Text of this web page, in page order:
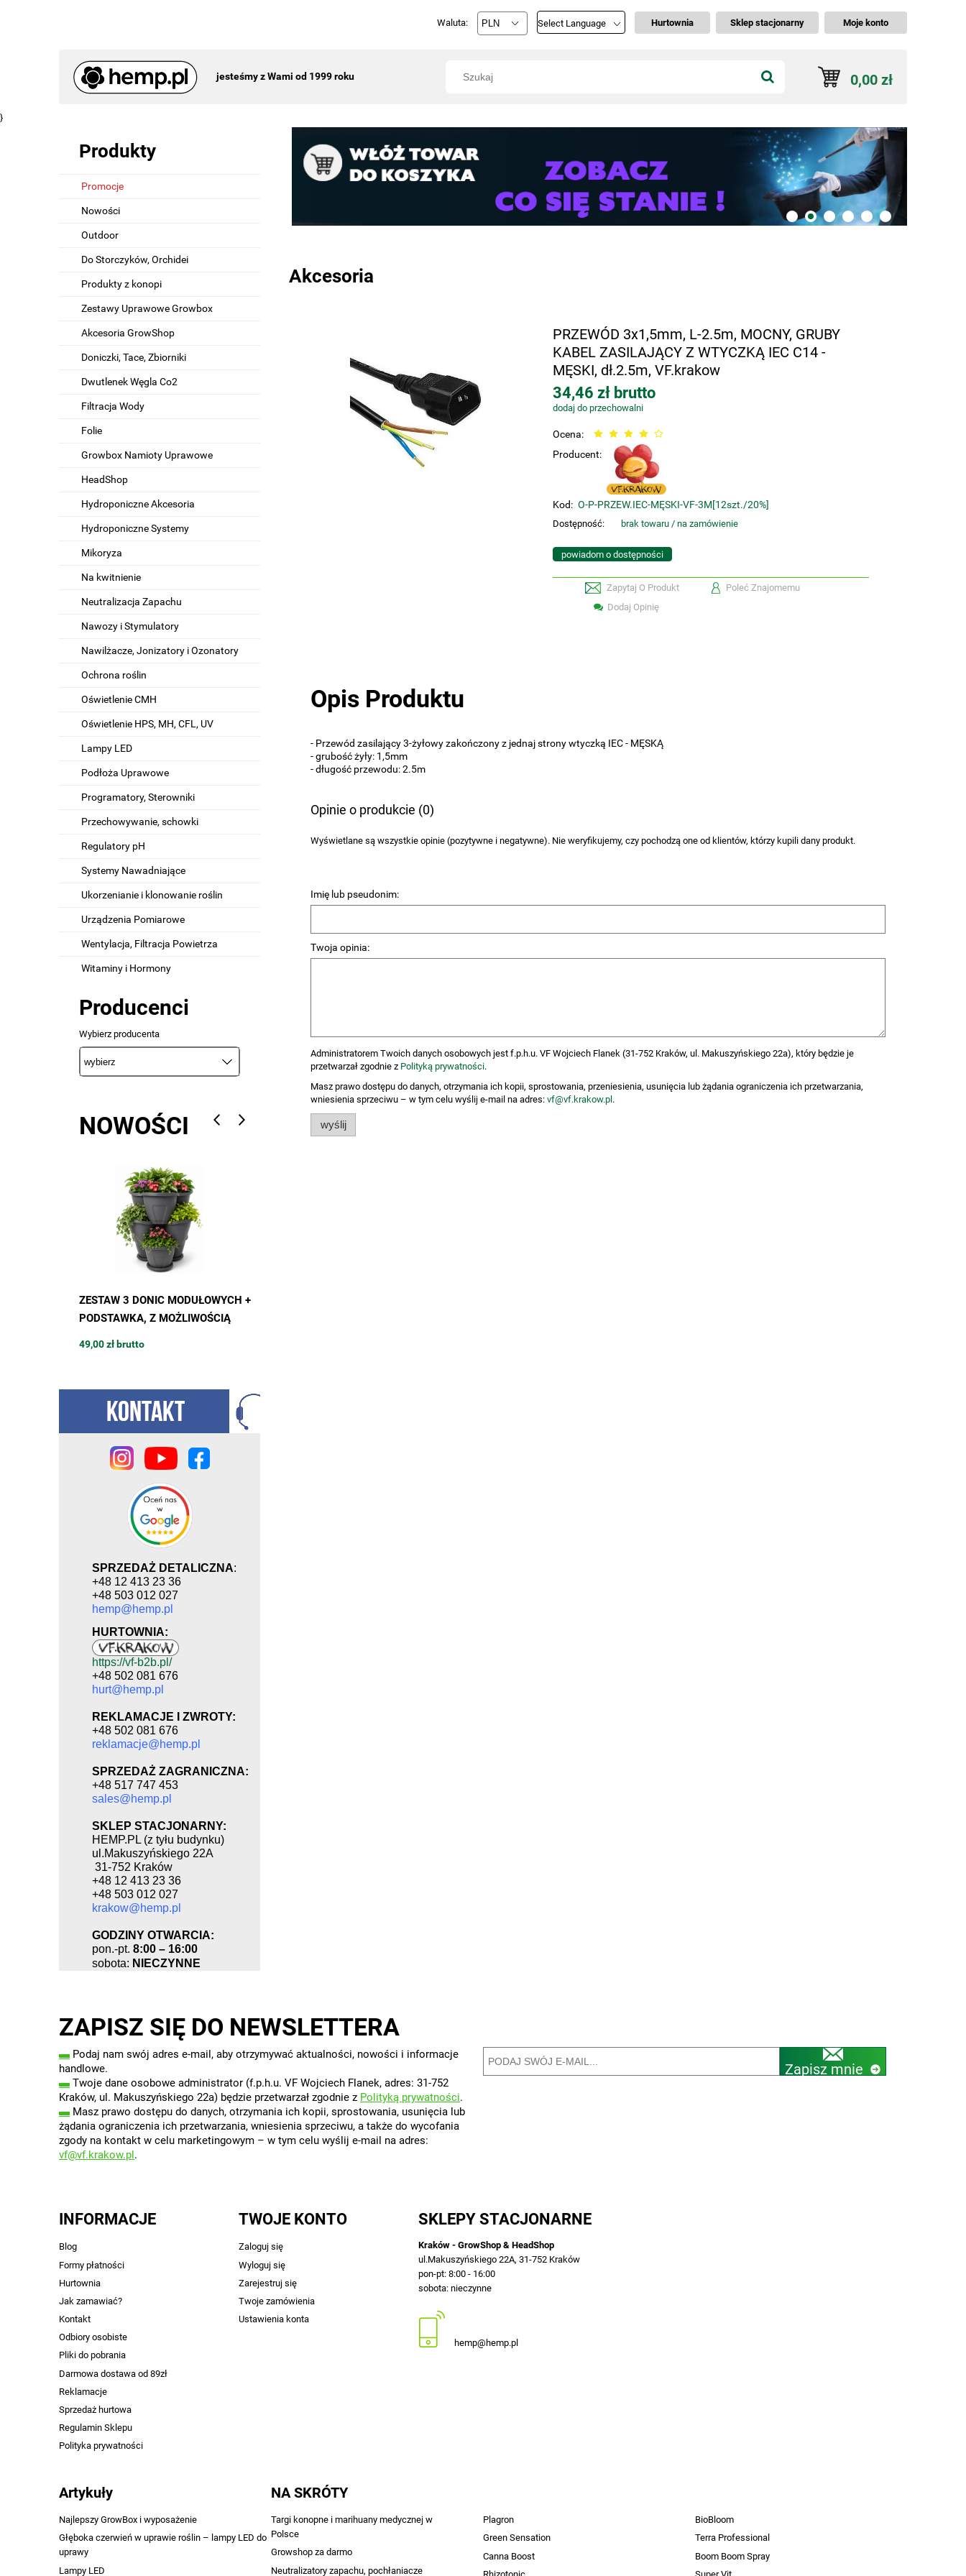
Waluta: Select Language Hurtownia Sklep stacjonarny Moje konto
jesteśmy z Wami od 1999 roku 0,00 zł
}
Produkty
Promocje
Nowości
Outdoor
Do Storczyków, Orchidei
Produkty z konopi
Zestawy Uprawowe Growbox
Akcesoria GrowShop
Doniczki, Tace, Zbiorniki
Dwutlenek Węgla Co2
Filtracja Wody
Folie
Growbox Namioty Uprawowe
HeadShop
Hydroponiczne Akcesoria
Hydroponiczne Systemy
Mikoryza
Na kwitnienie
Neutralizacja Zapachu
Nawozy i Stymulatory
Nawilżacze, Jonizatory i Ozonatory
Ochrona roślin
Oświetlenie CMH
Oświetlenie HPS, MH, CFL, UV
Lampy LED
Podłoża Uprawowe
Programatory, Sterowniki
Przechowywanie, schowki
Regulatory pH
Systemy Nawadniające
Ukorzenianie i klonowanie roślin
Urządzenia Pomiarowe
Wentylacja, Filtracja Powietrza
Witaminy i Hormony
Producenci
Wybierz producenta
NOWOŚCI
ZESTAW 3 DONIC MODUŁOWYCH +
PODSTAWKA, Z MOŻLIWOŚCIĄ
49,00 zł brutto
SPRZEDAŻ DETALICZNA:
+48 12 413 23 36
+48 503 012 027
hemp@hemp.pl
HURTOWNIA:
https://vf-b2b.pl/
+48 502 081 676
hurt@hemp.pl
REKLAMACJE I ZWROTY:
+48 502 081 676
reklamacje@hemp.pl
SPRZEDAŻ ZAGRANICZNA:
+48 517 747 453
sales@hemp.pl
SKLEP STACJONARNY:
HEMP.PL (z tyłu budynku)
ul.Makuszyńskiego 22A
31-752 Kraków
+48 12 413 23 36
+48 503 012 027
krakow@hemp.pl
GODZINY OTWARCIA:
pon.-pt. 8:00 – 16:00
sobota: NIECZYNNE
Akcesoria
PRZEWÓD 3x1,5mm, L-2.5m, MOCNY, GRUBY
KABEL ZASILAJĄCY Z WTYCZKĄ IEC C14 -
MĘSKI, dł.2.5m, VF.krakow
34,46 zł brutto
dodaj do przechowalni
Ocena:
Producent:
Kod: O-P-PRZEW.IEC-MĘSKI-VF-3M[12szt./20%]
Dostępność: brak towaru / na zamówienie
powiadom o dostępności
Zapytaj O Produkt
Poleć Znajomemu
Dodaj Opinię
Opis Produktu
- Przewód zasilający 3-żyłowy zakończony z jednaj strony wtyczką IEC - MĘSKĄ
- grubość żyły: 1,5mm
- długość przewodu: 2.5m
Opinie o produkcie (0)
Wyświetlane są wszystkie opinie (pozytywne i negatywne). Nie weryfikujemy, czy pochodzą one od klientów, którzy kupili dany produkt.
Imię lub pseudonim:
Twoja opinia:
Administratorem Twoich danych osobowych jest f.p.h.u. VF Wojciech Flanek (31-752 Kraków, ul. Makuszyńskiego 22a), który będzie je
przetwarzał zgodnie z Polityką prywatności.
Masz prawo dostępu do danych, otrzymania ich kopii, sprostowania, przeniesienia, usunięcia lub żądania ograniczenia ich przetwarzania,
wniesienia sprzeciwu – w tym celu wyślij e-mail na adres: vf@vf.krakow.pl .
wyślij
ZAPISZ SIĘ DO NEWSLETTERA
▬ Podaj nam swój adres e-mail, aby otrzymywać aktualności, nowości i informacje
handlowe.
▬ Twoje dane osobowe administrator (f.p.h.u. VF Wojciech Flanek, adres: 31-752
Kraków, ul. Makuszyńskiego 22a) będzie przetwarzał zgodnie z Polityką prywatności.
▬ Masz prawo dostępu do danych, otrzymania ich kopii, sprostowania, usunięcia lub
żądania ograniczenia ich przetwarzania, wniesienia sprzeciwu, a także do wycofania
zgody na kontakt w celu marketingowym – w tym celu wyślij e-mail na adres:
vf@vf.krakow.pl.
Zapisz mnie
INFORMACJE
Blog
Formy płatności
Hurtownia
Jak zamawiać?
Kontakt
Odbiory osobiste
Pliki do pobrania
Darmowa dostawa od 89zł
Reklamacje
Sprzedaż hurtowa
Regulamin Sklepu
Polityka prywatności
TWOJE KONTO
Zaloguj się
Wyloguj się
Zarejestruj się
Twoje zamówienia
Ustawienia konta
SKLEPY STACJONARNE
Kraków - GrowShop & HeadShop
ul.Makuszyńskiego 22A, 31-752 Kraków
pon-pt: 8:00 - 16:00
sobota: nieczynne
hemp@hemp.pl
Artykuły
Najlepszy GrowBox i wyposażenie
Głęboka czerwień w uprawie roślin – lampy LED do
uprawy
Lampy LED
NA SKRÓTY
Targi konopne i marihuany medycznej w
Polsce
Growshop za darmo
Neutralizatory zapachu, pochłaniacze
Plagron
Green Sensation
Canna Boost
BioBloom
Terra Professional
Boom Boom Spray